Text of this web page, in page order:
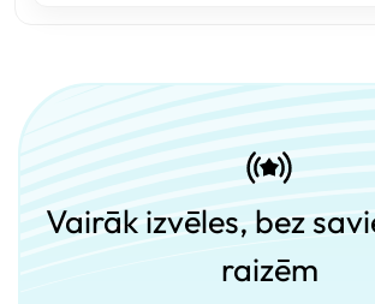
Vairāk izvēles, bez
raizēm